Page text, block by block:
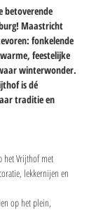
betoverende
Maastricht
fonkelende
feestelijke
winterwonder.
is dé
traditie en
lekkernijen en